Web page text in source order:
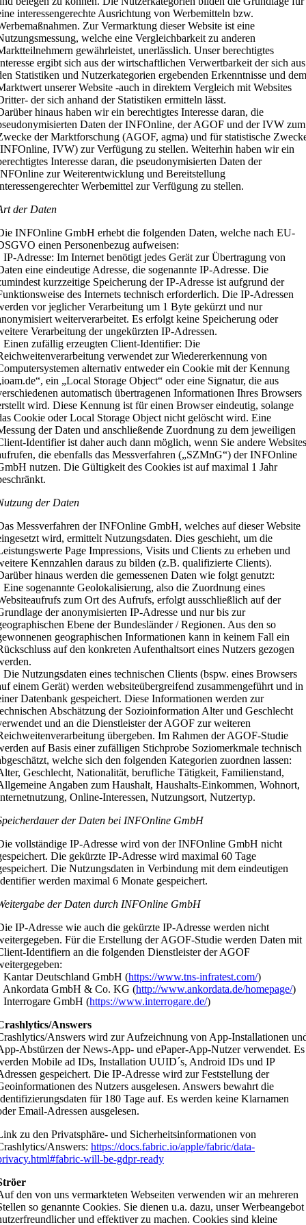
interessengerechte Ausrichtung von Werbemitteln bzw.
Zur Vermarktung dieser Website ist eine
welche eine Vergleichbarkeit zu anderen
gewährleistet, unerlässlich. Unser berechtigtes
ergibt sich aus der wirtschaftlichen Verwertbarkeit der sich aus
Statistiken und Nutzerkategorien ergebenden Erkenntnisse und
unserer Website -auch in direktem Vergleich mit Websites
der sich anhand der Statistiken ermitteln lässt.
hinaus haben wir ein berechtigtes Interesse daran, die
Daten der INFOnline, der AGOF und der IVW zum
der Marktforschung (AGOF, agma) und für statistische
IVW) zur Verfügung zu stellen. Weiterhin haben wir ein
Interesse daran, die pseudonymisierten Daten der
zur Weiterentwicklung und Bereitstellung
Werbemittel zur Verfügung zu stellen.
der Daten
INFOnline GmbH erhebt die folgenden Daten, welche nach EU-
einen Personenbezug aufweisen:
IP-Adresse: Im Internet benötigt jedes Gerät zur Übertragung von
eine eindeutige Adresse, die sogenannte IP-Adresse. Die
kurzzeitige Speicherung der IP-Adresse ist aufgrund der
des Internets technisch erforderlich. Die IP-Adressen
vor jeglicher Verarbeitung um 1 Byte gekürzt und nur
weiterverarbeitet. Es erfolgt keine Speicherung oder
Verarbeitung der ungekürzten IP-Adressen.
Einen zufällig erzeugten Client-Identifier: Die
verwendet zur Wiedererkennung von
alternativ entweder ein Cookie mit der Kennung
ein „Local Storage Object“ oder eine Signatur, die aus
automatisch übertragenen Informationen Ihres Browsers
wird. Diese Kennung ist für einen Browser eindeutig, solange
Cookie oder Local Storage Object nicht gelöscht wird. Eine
der Daten und anschließende Zuordnung zu dem jeweiligen
Identifier ist daher auch dann möglich, wenn Sie andere
die ebenfalls das Messverfahren („SZMnG“) der INFOnline
nutzen. Die Gültigkeit des Cookies ist auf maximal 1 Jahr
der Daten
Messverfahren der INFOnline GmbH, welches auf dieser Website
wird, ermittelt Nutzungsdaten. Dies geschieht, um die
Page Impressions, Visits und Clients zu erheben und
Kennzahlen daraus zu bilden (z.B. qualifizierte Clients).
hinaus werden die gemessenen Daten wie folgt genutzt:
Eine sogenannte Geolokalisierung, also die Zuordnung eines
zum Ort des Aufrufs, erfolgt ausschließlich auf der
der anonymisierten IP-Adresse und nur bis zur
Ebene der Bundesländer / Regionen. Aus den so
geographischen Informationen kann in keinem Fall ein
auf den konkreten Aufenthaltsort eines Nutzers gezogen
Die Nutzungsdaten eines technischen Clients (bspw. eines Browsers
einem Gerät) werden websiteübergreifend zusammengeführt und in
Datenbank gespeichert. Diese Informationen werden zur
Abschätzung der Sozioinformation Alter und Geschlecht
und an die Dienstleister der AGOF zur weiteren
übergeben. Im Rahmen der AGOF-Studie
auf Basis einer zufälligen Stichprobe Soziomerkmale technisch
welche sich den folgenden Kategorien zuordnen lassen:
Geschlecht, Nationalität, berufliche Tätigkeit, Familienstand,
Angaben zum Haushalt, Haushalts-Einkommen, Wohnort,
Online-Interessen, Nutzungsort, Nutzertyp.
der Daten bei INFOnline GmbH
vollständige IP-Adresse wird von der INFOnline GmbH nicht
Die gekürzte IP-Adresse wird maximal 60 Tage
Die Nutzungsdaten in Verbindung mit dem eindeutigen
werden maximal 6 Monate gespeichert.
der Daten durch INFOnline GmbH
IP-Adresse wie auch die gekürzte IP-Adresse werden nicht
Für die Erstellung der AGOF-Studie werden Daten mit
Identifiern an die folgenden Dienstleister der AGOF
Kantar Deutschland GmbH (https://www.tns-infratest.com/)
Ankordata GmbH & Co. KG (http://www.ankordata.de/homepage/)
Interrogare GmbH (https://www.interrogare.de/)
Answers
Answers wird zur Aufzeichnung von App-Installationen
Abstürzen der News-App- und ePaper-App-Nutzer verwendet. Es
Mobile ad IDs, Installation UUID´s, Android IDs und IP
gespeichert. Die IP-Adresse wird zur Feststellung der
des Nutzers ausgelesen. Answers bewahrt die
für 180 Tage auf. Es werden keine Klarnamen
Email-Adressen ausgelesen.
zu den Privatsphäre- und Sicherheitsinformationen von
Answers:https://docs.fabric.io/apple/fabric/data-
will-be-gdpr-ready
den von uns vermarkteten Webseiten verwenden wir an mehreren
so genannte Cookies. Sie dienen u.a. dazu, unser Werbeangebot
und effektiver zu machen. Cookies sind kleine